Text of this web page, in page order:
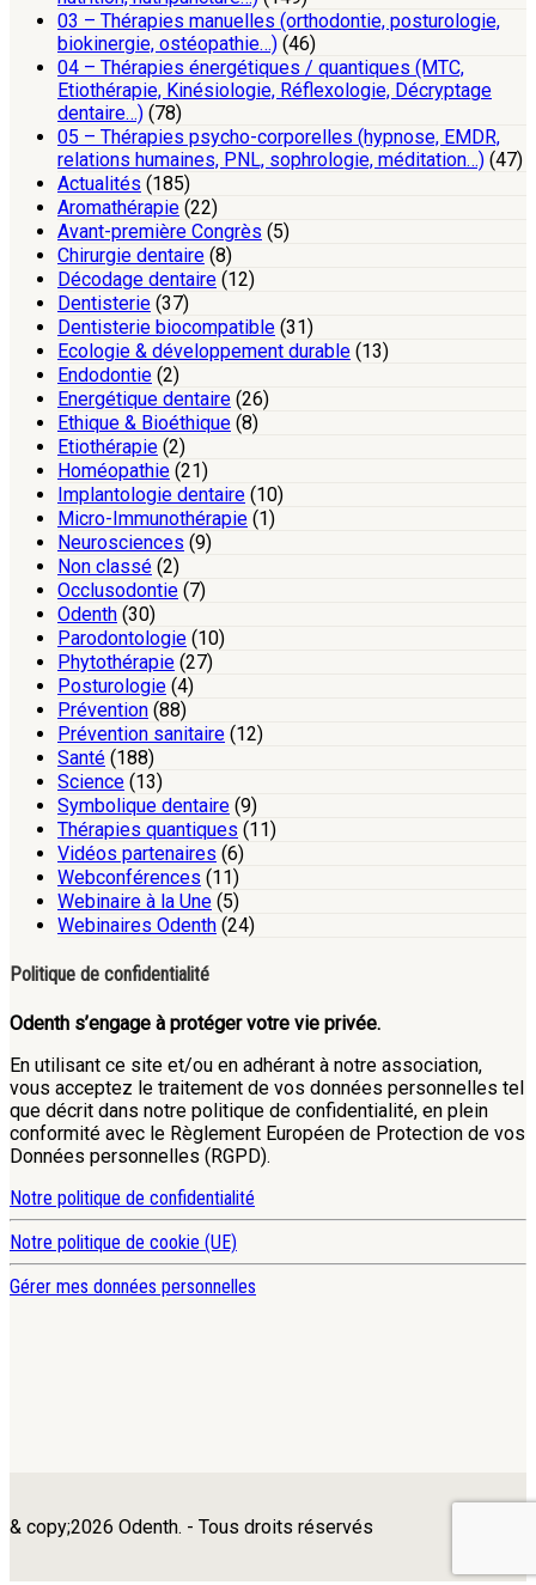
03 – Thérapies manuelles (orthodontie, posturologie,
biokinergie, ostéopathie…) (46)
04 – Thérapies énergétiques / quantiques (MTC,
Etiothérapie, Kinésiologie, Réflexologie, Décryptage
dentaire…) (78)
05 – Thérapies psycho-corporelles (hypnose, EMDR,
relations humaines, PNL, sophrologie, méditation…) (47)
Actualités (185)
Aromathérapie (22)
Avant-première Congrès (5)
Chirurgie dentaire (8)
Décodage dentaire (12)
Dentisterie (37)
Dentisterie biocompatible (31)
Ecologie & développement durable (13)
Endodontie (2)
Energétique dentaire (26)
Ethique & Bioéthique (8)
Etiothérapie (2)
Homéopathie (21)
Implantologie dentaire (10)
Micro-Immunothérapie (1)
Neurosciences (9)
Non classé (2)
Occlusodontie (7)
Odenth (30)
Parodontologie (10)
Phytothérapie (27)
Posturologie (4)
Prévention (88)
Prévention sanitaire (12)
Santé (188)
Science (13)
Symbolique dentaire (9)
Thérapies quantiques (11)
Vidéos partenaires (6)
Webconférences (11)
Webinaire à la Une (5)
Webinaires Odenth (24)
Politique de confidentialité
Odenth s’engage à protéger votre vie privée.
En utilisant ce site et/ou en adhérant à notre association,
vous acceptez le traitement de vos données personnelles tel
que décrit dans notre politique de confidentialité, en plein
conformité avec le Règlement Européen de Protection de vos
Données personnelles (RGPD).
Notre politique de confidentialité
Notre politique de cookie (UE)
Gérer mes données personnelles
& copy;2026 Odenth. - Tous droits réservés